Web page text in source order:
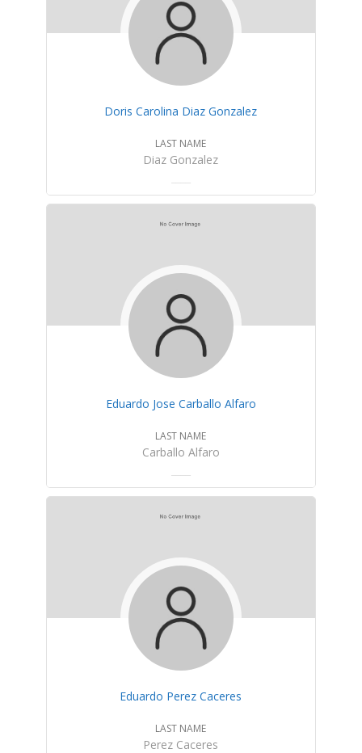
Doris Carolina Diaz Gonzalez
LAST NAME
Diaz Gonzalez
Eduardo Jose Carballo Alfaro
LAST NAME
Carballo Alfaro
Eduardo Perez Caceres
LAST NAME
Perez Caceres